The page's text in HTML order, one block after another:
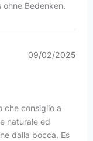
Bedenken.
09/02/2025
che consiglio a
naturale ed
dalla bocca. Es